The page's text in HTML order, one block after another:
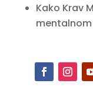
Kako Krav